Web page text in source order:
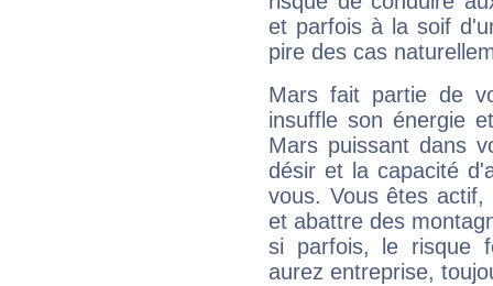
et parfois à la soif
pire des cas
Mars fait partie de
insuffle son énergie
Mars puissant dans
désir et la capacité
vous. Vous êtes
et abattre des
si parfois, le risque
aurez entreprise,